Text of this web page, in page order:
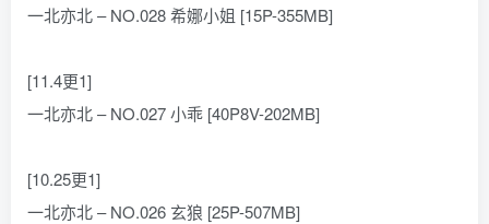
一北亦北 – NO.028 希娜小姐 [15P-355MB]
[11.4更1]
一北亦北 – NO.027 小乖 [40P8V-202MB]
[10.25更1]
一北亦北 – NO.026 玄狼 [25P-507MB]